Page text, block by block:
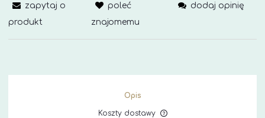
zapytaj o
produkt
poleć
znajomemu
dodaj opinię
Opis
Koszty dostawy